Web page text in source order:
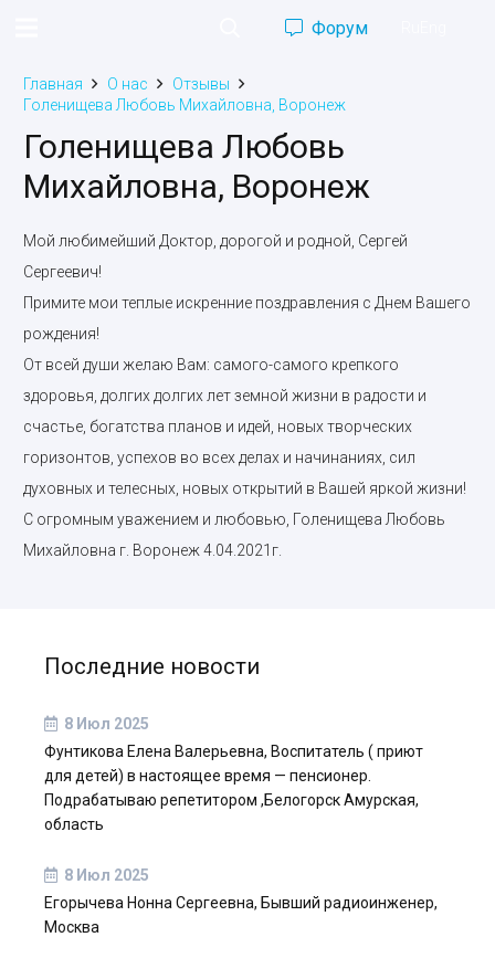
Форум
Главная О нас
Отзывы
Голенищева Любовь Михайловна, Воронеж
Голенищева Любовь
Михайловна, Воронеж
Мой любимейший Доктор, дорогой и родной, Сергей
Сергеевич!
Примите мои теплые искренние поздравления с Днем Вашего
рождения!
От всей души желаю Вам: самого-самого крепкого
здоровья, долгих долгих лет земной жизни в радости и
счастье, богатства планов и идей, новых творческих
горизонтов, успехов во всех делах и начинаниях, сил
духовных и телесных, новых открытий в Вашей яркой жизни!
С огромным уважением и любовью, Голенищева Любовь
Михайловна г. Воронеж 4.04.2021г.
Последние новости
8 Июл 2025
Фунтикова Елена Валерьевна, Воспитатель ( приют
для детей) в настоящее время — пенсионер.
Подрабатываю репетитором ,Белогорск Амурская,
область
8 Июл 2025
Егорычева Нонна Сергеевна, Бывший радиоинженер,
Москва